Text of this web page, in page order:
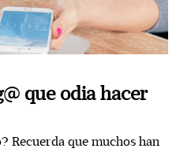
que odia hacer
Recuerda que muchos han